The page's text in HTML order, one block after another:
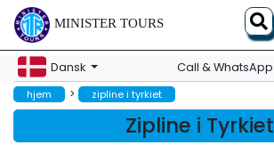
MINISTER TOURS
Dansk Call & WhatsApp
hjem > zipline i tyrkiet
Zipline i Tyrkiet